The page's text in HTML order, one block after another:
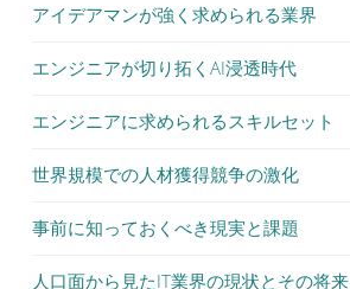
アイデアマンが強く求められる業界
エンジニアが切り拓くAI浸透時代
エンジニアに求められるスキルセット
世界規模での人材獲得競争の激化
事前に知っておくべき現実と課題
人口面から見たIT業界の現状とその将来